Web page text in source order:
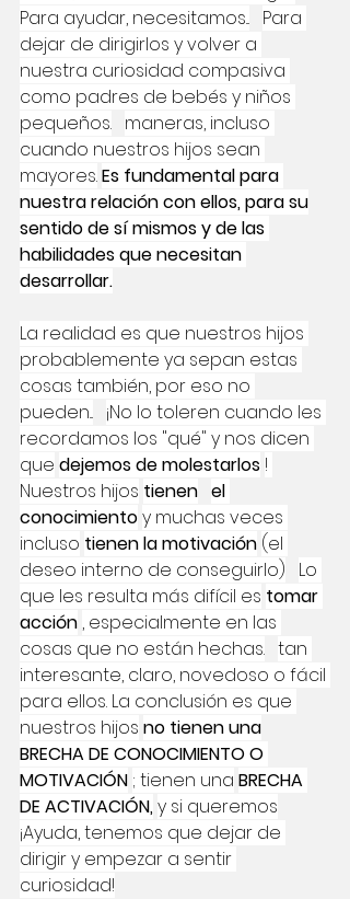
Para ayudar, necesitamos... Para
dejar de dirigirlos y volver a
nuestra curiosidad compasiva
como padres de bebés y niños
pequeños. maneras, incluso
cuando nuestros hijos sean
mayores.Es fundamental para
nuestra relación con ellos, para su
sentido de sí mismos y de las
habilidades que necesitan
desarrollar.
La realidad es que nuestros hijos
probablemente ya sepan estas
cosas también, por eso no
pueden... ¡No lo toleren cuando les
recordamos los "qué" y nos dicen
que dejemos de molestarlos !
Nuestros hijos tienen el
conocimientoy muchas veces
incluso tienen la motivación (el
deseo interno de conseguirlo)
Lo
que les resulta más difícil es tomar
acción, especialmente en las
cosas que no están hechas. tan
interesante, claro, novedoso o fácil
para ellos. La conclusión es que
nuestros hijos no tienen una
BRECHA DE CONOCIMIENTO O
MOTIVACIÓN ; tienen una BRECHA
DE ACTIVACIÓN,y si queremos
¡Ayuda, tenemos que dejar de
dirigir y empezar a sentir
curiosidad!